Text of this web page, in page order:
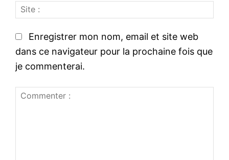
ii
Enregistrer mon nom, email et site web
dans ce navigateur pour la prochaine fois que
je commenterai.